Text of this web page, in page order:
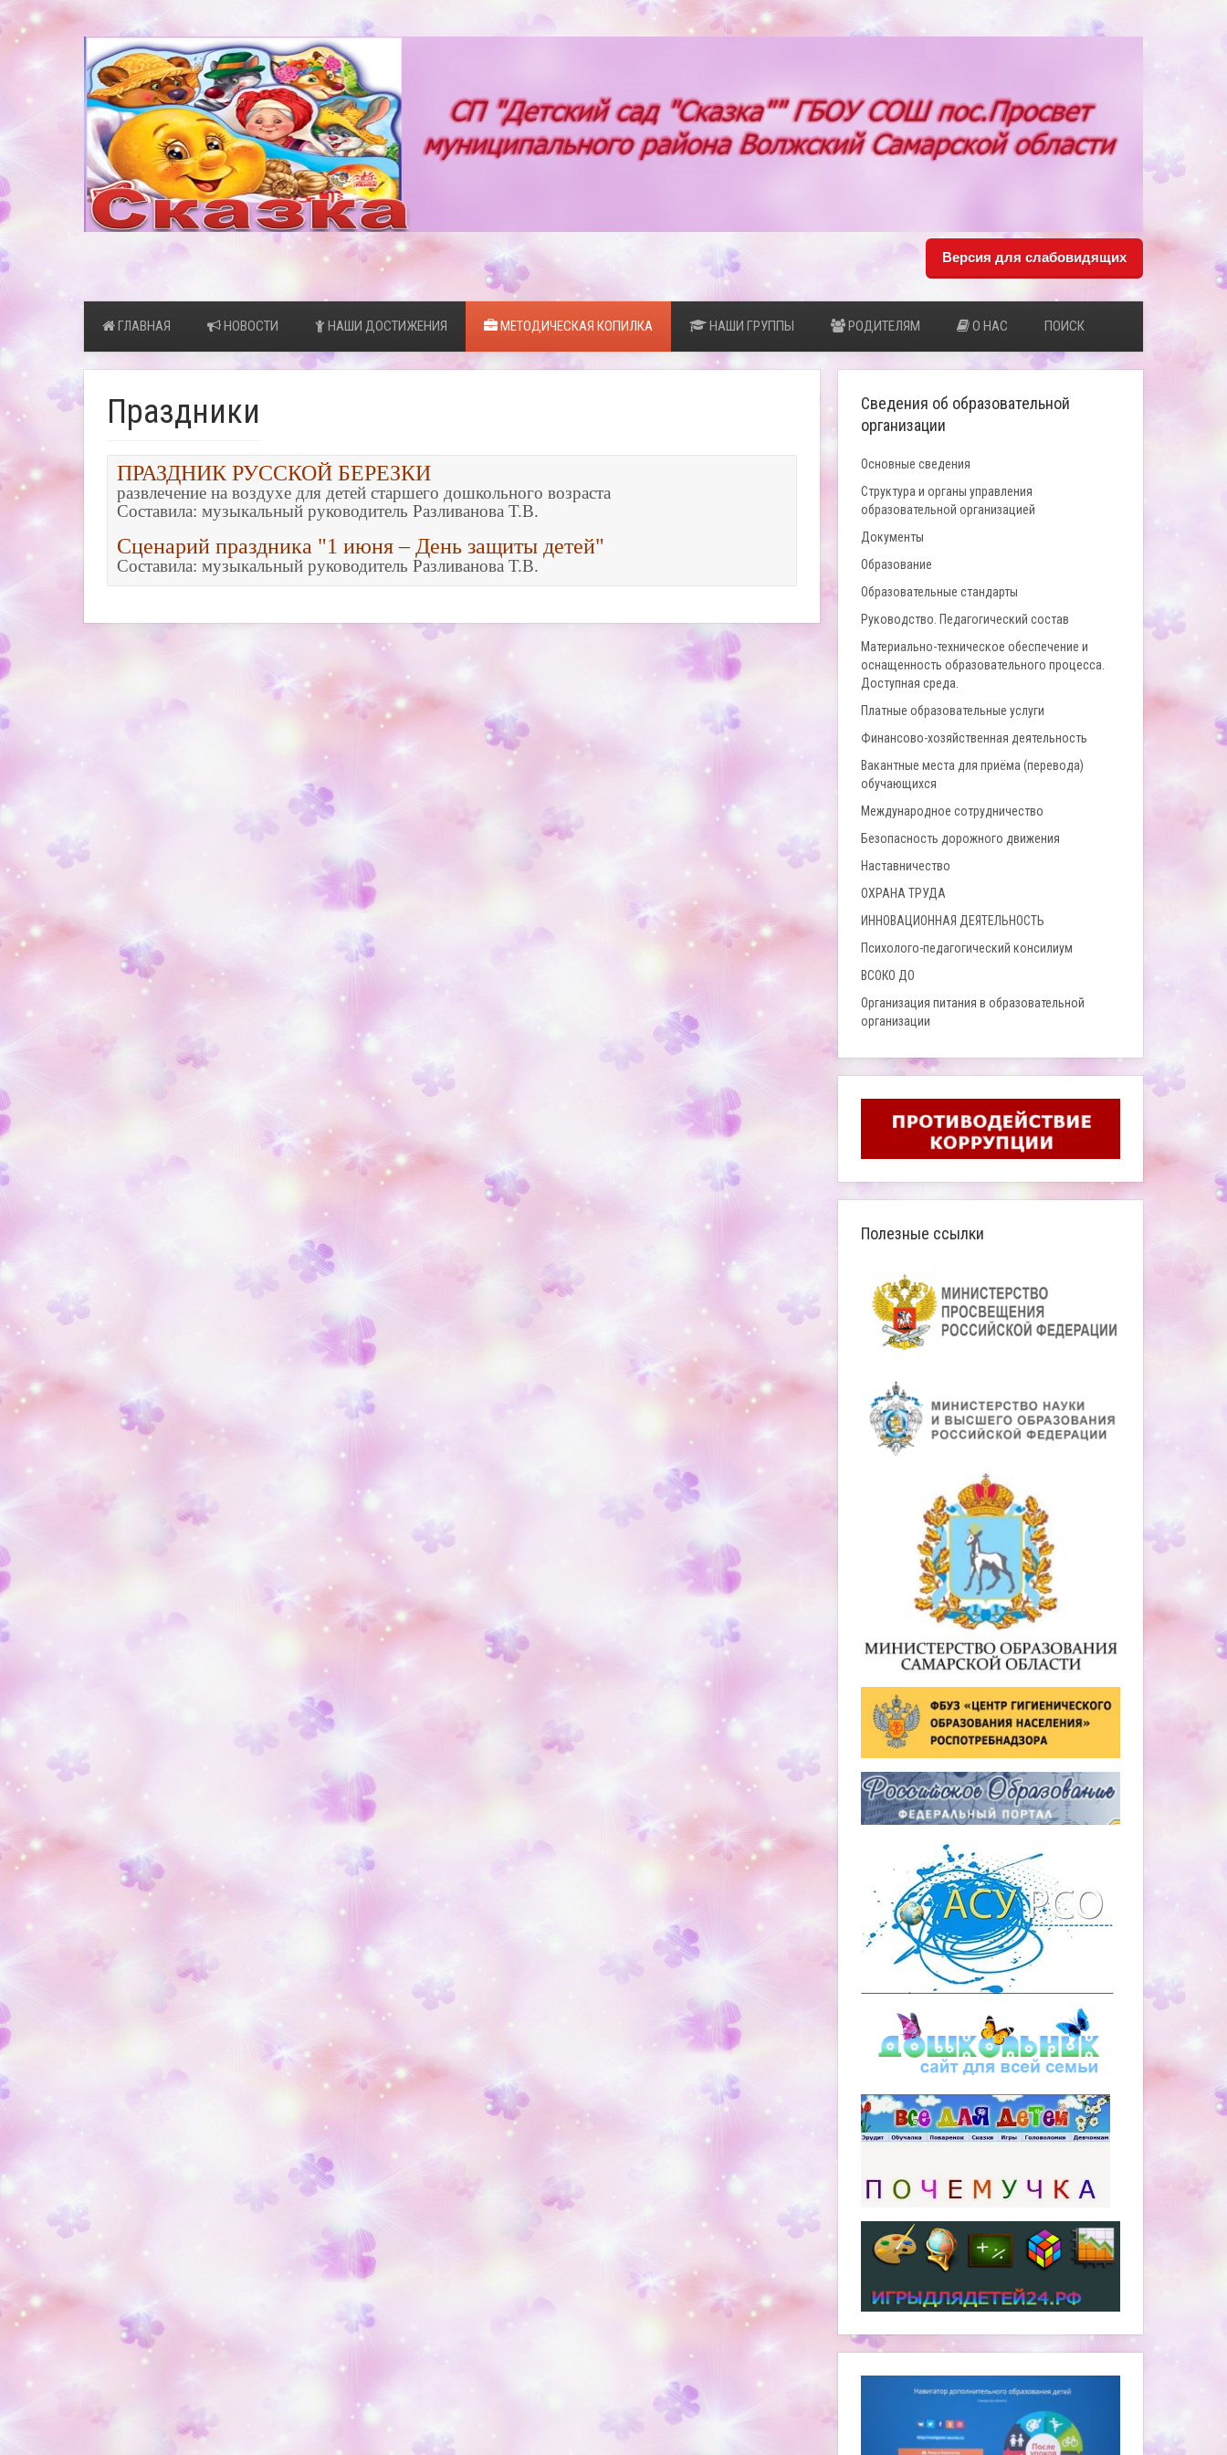
Версия для слабовидящих
ГЛАВНАЯ НОВОСТИ НАШИ ДОСТИЖЕНИЯ МЕТОДИЧЕСКАЯ КОПИЛКА НАШИ ГРУППЫ РОДИТЕЛЯМ О НАС ПОИСК
Праздники
ПРАЗДНИК РУССКОЙ БЕРЕЗКИ
развлечение на воздухе для детей старшего дошкольного возраста
Сценарий праздника "1 июня – День защиты детей"
Составила: музыкальный руководитель Разливанова Т.В.
Сведения об образовательной
организации
Основные сведения
Структура и органы управления
образовательной организацией
Документы
Образование
Образовательные стандарты
Руководство. Педагогический состав
Материально-техническое обеспечение и
оснащенность образовательного процесса.
Доступная среда.
Платные образовательные услуги
Финансово-хозяйственная деятельность
Вакантные места для приёма (перевода)
обучающихся
Международное сотрудничество
Безопасность дорожного движения
Наставничество
ОХРАНА ТРУДА
ИННОВАЦИОННАЯ ДЕЯТЕЛЬНОСТЬ
Психолого-педагогический консилиум
ВСОКО ДО
Организация питания в образовательной
организации
Полезные ссылки